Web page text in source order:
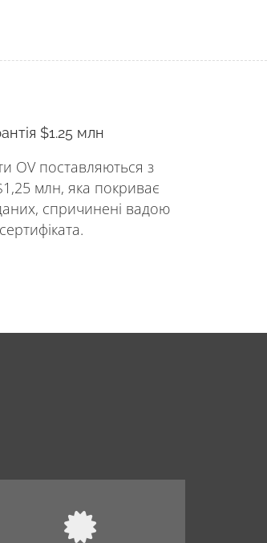
$1.25 млн
OV поставляються з
млн, яка покриває
спричинені вадою
сертифіката.